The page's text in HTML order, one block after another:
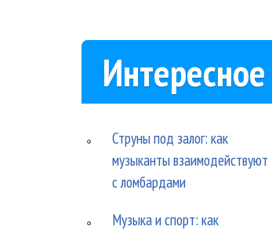
Интересное
Струны под залог: как
музыканты взаимодействуют
с ломбардами
Музыка и спорт: как